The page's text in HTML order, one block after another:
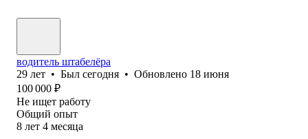
водитель штабелёра
29 лет • Был сегодня • Обновлено 18 июня
100 000 ₽
Не ищет работу
Общий опыт
8 лет 4 месяца